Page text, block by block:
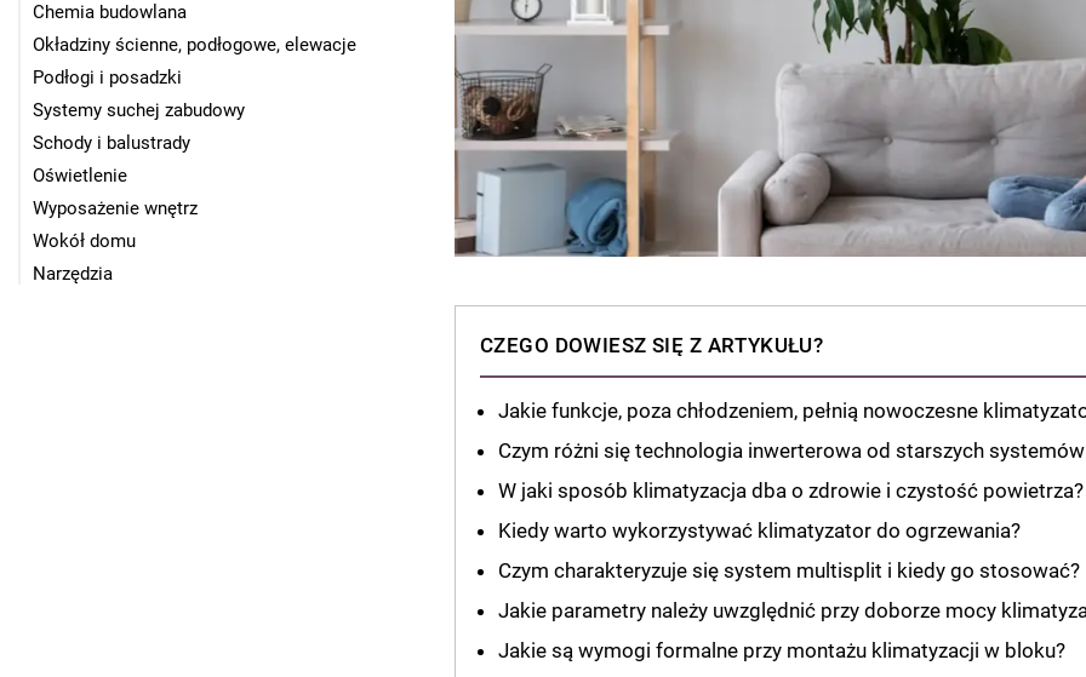
Chemia budowlana
Okładziny ścienne, podłogowe, elewacje
Podłogi i posadzki
Systemy suchej zabudowy
Schody i balustrady
Oświetlenie
Wyposażenie wnętrz
Wokół domu
Narzędzia
CZEGO DOWIESZ SIĘ Z ARTYKUŁU?
Jakie funkcje, poza chłodzeniem, pełnią nowoczesne
Czym różni się technologia inwerterowa od starszych
W jaki sposób klimatyzacja dba o zdrowie i czystość powietrza?
Kiedy warto wykorzystywać klimatyzator do ogrzewania?
Czym charakteryzuje się system multisplit i kiedy go stosować?
Jakie parametry należy uwzględnić przy doborze mocy
Jakie są wymogi formalne przy montażu klimatyzacji w bloku?